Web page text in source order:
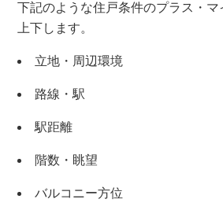
下記のような住戸条件のプラス・
上下します。
立地・周辺環境
路線・駅
駅距離
階数・眺望
バルコニー方位